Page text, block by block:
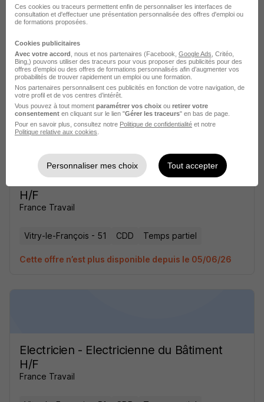
Electricien - Electricienne - Agent de
Maintenance Générale H/F
Vitry-le-François - 51 CDD Temps partiel
Cette offre n’est plus disponible depuis le 22/05/26
Electricien - Electricienne du Bâtiment
H/F
France Travail
Vitry-le-François - 51 CDD Temps partiel
Cette offre n’est plus disponible depuis le 05/06/26
Electricien - Electricienne du Bâtiment
H/F
France Travail
Ces cookies ou traceurs permettent enfin de personnaliser les interfaces de
consultation et d'effectuer une présentation personnalisée des offres d'emploi ou
de formations proposées.
Cookies publicitaires
Avec votre accord , nous et nos partenaires (Facebook, Google Ads , Critéo,
Bing,) pouvons utiliser des traceurs pour vous proposer des publicités pour des
offres d’emploi ou des offres de formations personnalisés afin d’augmenter vos
probabilités de trouver rapidement un emploi ou une formation.
Nos partenaires personnalisent ces publicités en fonction de votre navigation, de
votre profil et de vos centres d’intérêt.
Vous pouvez à tout moment paramétrer vos choix ou retirer votre
consentement en cliquant sur le lien "Gérer les traceurs" en bas de page.
Pour en savoir plus, consultez notre Politique de confidentialité et notre
Politique relative aux cookies
Personnaliser mes choix Tout accepter